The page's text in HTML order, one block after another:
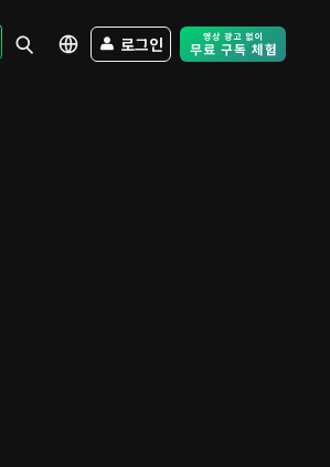
로그인 Free Trial -